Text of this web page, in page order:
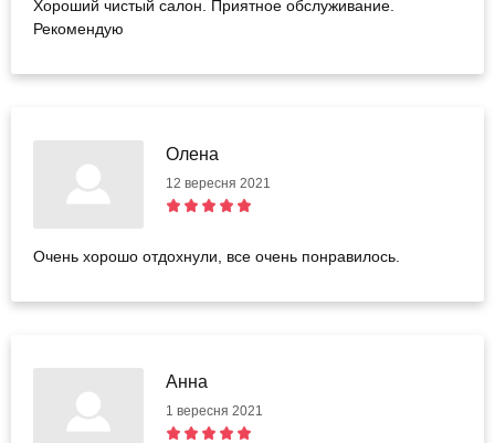
Хороший чистый салон. Приятное обслуживание.
Рекомендую
Олена
12 вересня 2021
Очень хорошо отдохнули, все очень понравилось.
Анна
1 вересня 2021